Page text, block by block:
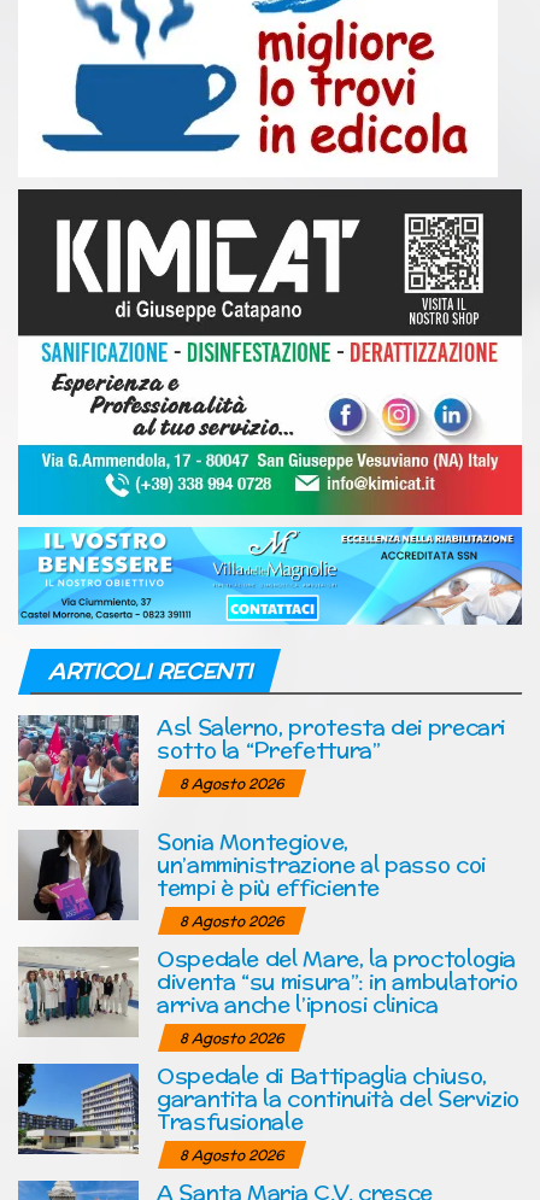
ARTICOLI RECENTI
Asl Salerno, protesta dei precari
sotto la “Prefettura”
8 Agosto 2026
Sonia Montegiove,
un’amministrazione al passo coi
tempi è più efficiente
8 Agosto 2026
Ospedale del Mare, la proctologia
diventa “su misura”: in ambulatorio
arriva anche l’ipnosi clinica
8 Agosto 2026
Ospedale di Battipaglia chiuso,
garantita la continuità del Servizio
Trasfusionale
8 Agosto 2026
A Santa Maria C.V. cresce